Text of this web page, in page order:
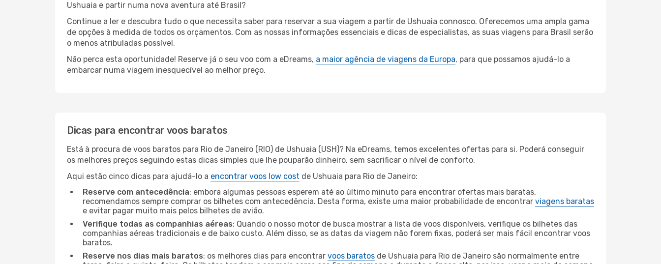
Ushuaia e partir numa nova aventura até Brasil?
Continue a ler e descubra tudo o que necessita saber para reservar a sua viagem a partir de Ushuaia connosco. Oferecemos uma ampla gama
de opções à medida de todos os orçamentos. Com as nossas informações essenciais e dicas de especialistas, as suas viagens para Brasil serão
o menos atribuladas possível.
Não perca esta oportunidade! Reserve já o seu voo com a eDreams, a maior agência de viagens da Europa, para que possamos ajudá-lo a
embarcar numa viagem inesquecível ao melhor preço.
Dicas para encontrar voos baratos
Está à procura de voos baratos para Rio de Janeiro (RIO) de Ushuaia (USH)? Na eDreams, temos excelentes ofertas para si. Poderá conseguir
os melhores preços seguindo estas dicas simples que lhe pouparão dinheiro, sem sacrificar o nível de conforto.
Aqui estão cinco dicas para ajudá-lo a encontrar voos low cost de Ushuaia para Rio de Janeiro:
Reserve com antecedência: embora algumas pessoas esperem até ao último minuto para encontrar ofertas mais baratas,
recomendamos sempre comprar os bilhetes com antecedência. Desta forma, existe uma maior probabilidade de encontrar viagens baratas
e evitar pagar muito mais pelos bilhetes de avião.
Verifique todas as companhias aéreas: Quando o nosso motor de busca mostrar a lista de voos disponíveis, verifique os bilhetes das
companhias aéreas tradicionais e de baixo custo. Além disso, se as datas da viagem não forem fixas, poderá ser mais fácil encontrar voos
baratos.
Reserve nos dias mais baratos: os melhores dias para encontrar voos baratos de Ushuaia para Rio de Janeiro são normalmente entre